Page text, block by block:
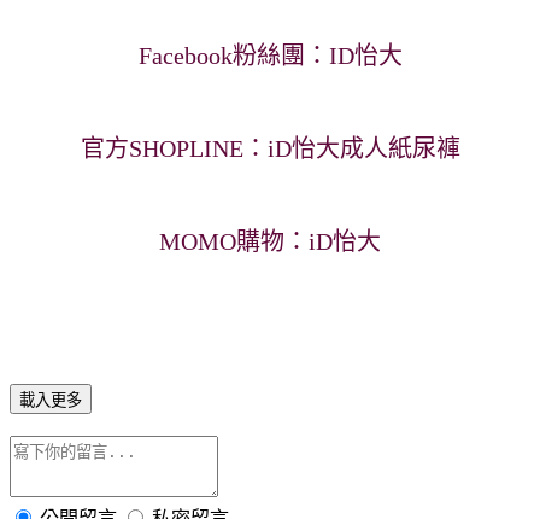
Facebook粉絲團： ID怡大
官方SHOPLINE： iD怡大成人紙尿褲
MOMO購物： iD怡大
載入更多